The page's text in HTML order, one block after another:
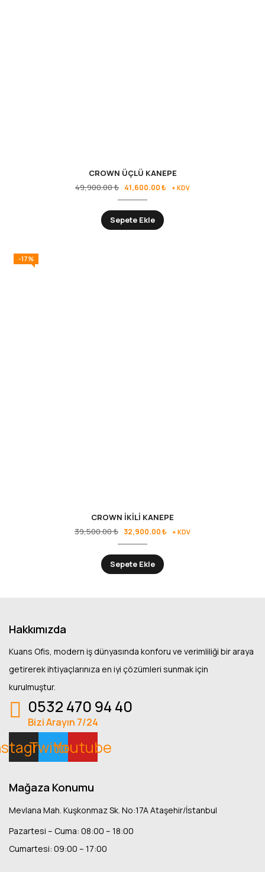
CROWN ÜÇLÜ KANEPE
49,900.00₺ Orijinal
fiyat:
49,900.00 ₺.
41,600.00₺ Şu
+ KDV
Sepete Ekle
-17%
CROWN İKİLİ KANEPE
39,500.00₺ Orijinal
fiyat:
39,500.00 ₺.
32,900.00₺ Şu
+ KDV
Sepete Ekle
Hakkımızda
Kuans Ofis, modern iş dünyasında konforu ve verimliliği bir araya
getirerek ihtiyaçlarınıza en iyi çözümleri sunmak için
kurulmuştur.
0532 470 94 40
Bizi Arayın 7/24
TwitterYoutube
Mağaza Konumu
Mevlana Mah. Kuşkonmaz Sk. No:17A Ataşehir/İstanbul
Pazartesi – Cuma: 08:00 – 18:00
Cumartesi: 09:00 – 17:00